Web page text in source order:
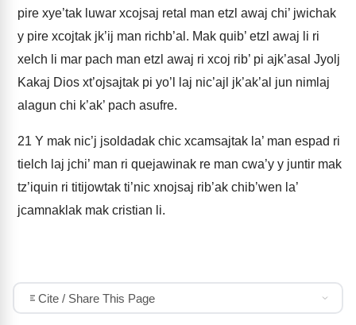
pire xye’tak luwar xcojsaj retal man etzl awaj chi’ jwichak
y pire xcojtak jk’ij man richb’al. Mak quib’ etzl awaj li ri
xelch li mar pach man etzl awaj ri xcoj rib’ pi ajk’asal Jyolj
Kakaj Dios xt’ojsajtak pi yo’l laj nic’ajl jk’ak’al jun nimlaj
alagun chi k’ak’ pach asufre.
21 Y mak nic’j jsoldadak chic xcamsajtak la’ man espad ri
tielch laj jchi’ man ri quejawinak re man cwa’y y juntir mak
tz’iquin ri titijowtak ti’nic xnojsaj rib’ak chib’wen la’
jcamnaklak mak cristian li.
Cite / Share This Page